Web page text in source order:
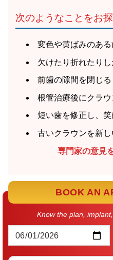
次のようなことをお
変色や黄ばみのあ
欠けたり折れたり
前歯の隙間を閉じる
根管治療後にクラ
短い歯を修正し、
古いクラウンを新
専門家の意見
BOOK AN
Know the plan,